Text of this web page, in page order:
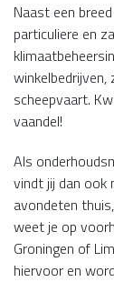
Naast een
particuliere en
scheepvaart.
vaandel!
Als
vindt jij dan ook
avondeten
weet je op
Groningen of
hiervoor en